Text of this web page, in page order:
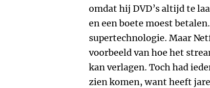
omdat hij DVD’s altijd te
en een boete moest
supertechnologie. Maar
voorbeeld van hoe het
kan verlagen. Toch had
zien komen, want heeft